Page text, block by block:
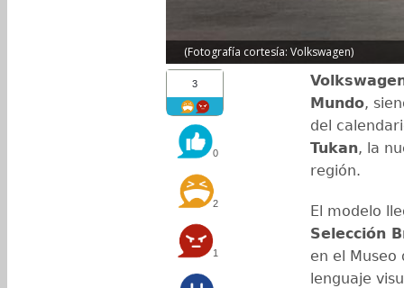
(Fotografía cortesía: Volkswagen)
3
0
2
1
Mundo,
del
Tukan, la
región.
El modelo
Selección
en el Museo
lenguaje